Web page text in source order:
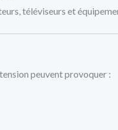
téléviseurs et
peuvent provoquer :